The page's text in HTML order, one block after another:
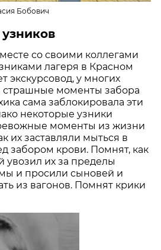
Бобович
со своими коллегами
лагеря в Красном
экскурсовод, у многих
страшные моменты забора
сама заблокировала эти
некоторые узники
моменты из жизни
их заставляли мыться в
забором крови. Помнят, как
увозил их за пределы
и просили сыновей и
из вагонов. Помнят крики